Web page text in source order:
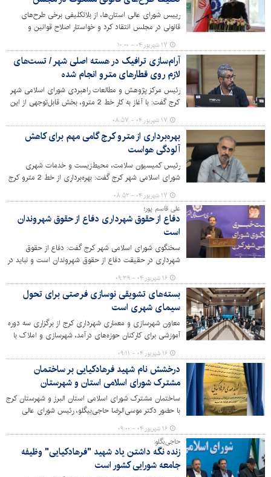
رییس شورای عالی استان‌ها، از بلاتکلیفی برخی طرح‌های
قانونی در مجلس انتقاد کرد و خواستار اصلاح قوانین و
واگذاری اختیارات ماده ۵ به شوراهای محلی شد.
۱۷ شهریور ۰۴ - ۱۰:۰۰
آرام‌سازی ترافیک در هسته اصلی شهر / تست‌های
لازم روی قطارهای مترو انجام شده
رئیس مرکز پژوهش و مطالعات راهبردی شورای اسلامی شهر
کرج گفت: با آغاز به کار خط 2 مترو، بخش قابل‌توجهی از این
حجم تردد به حمل‌ونقل ریلی منتقل شده و مشکلات ترافیکی
در این محدوده کاهش خواهد یافت.
۱۷ شهریور ۰۴ - ۰۸:۵۷
بهره‌برداری از مترو کرج گامی مهم برای کاهش
آلودگی هواست
رئیس کمیسیون سلامت، محیط‌زیست و خدمات شهری
شورای اسلامی شهر کرج گفت: بهره‌برداری از خط 2 مترو کرج
یکی از گام‌های مؤثر شورا در مسیر توسعه حمل‌ونقل پاک و
پایدار است.
۱۷ شهریور ۰۴ - ۰۸:۵۲
علی قاسم پور؛
دفاع از حقوق شهرداری دفاع از حقوق شهروندان
است
سخنگوی شورای اسلامی شهر کرج گفت: دفاع از حقوق
شهرداری در حقیقت دفاع از حقوق شهروندان است و نباید در
این حوزه کوتاهی صورت گیرد.
۱۶ شهریور ۰۴ - ۰۹:۳۹
بسته‌های تشویقی نوسازی فرصتی برای تحول
سیمای شهری است
معاون شهرسازی و معماری شهرداری کرج از برگزاری سه دوره
آموزشی برای کارکنان حوزه‌های درآمد، شهرسازی و املاک با
هدف آشنایی با دومین آیین‌نامه تشویقی مالی بافت فرسوده و
آخرین بخشنامه‌های ضوابط شهرسازی خبر داد.
۱۶ شهریور ۰۴ - ۰۹:۱۱
درخشش نام شهید فرهادکیایی بر ساختمان
مشترک شورای اسلامی استان و شهرستان
ساختمان مشترک شورای اسلامی استان البرز و شهرستان کرج
با حضور دکتر موسی‌الرضا حاجی‌بیگلو، رئیس شورای عالی
استان‌ها، همسر و پدر شهید و جمعی از مسئولان استانی و
شهری به نام شهید مهدی فرهاد کیایی، نخستین شهید
شوراهای اسلامی کشور در جریان جنگ ۱۲ روزه مزین شد.
۱۶ شهریور ۰۴ - ۰۹:۰۰
حاجی‌بگلو:
زنده نگه داشتن یاد شهید "فرهادکیایی" وظیفه
جامعه شورایی کشور است